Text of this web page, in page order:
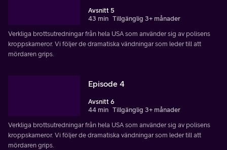
Avsnitt 5
43 min Tillgänglig 3+ månader
Verkliga brottsutredningar från hela USA som använder sig av polisens
kroppskameror. Vi följer de dramatiska vändningar som leder till att
mördaren grips.
Episode 4
Avsnitt 6
44 min Tillgänglig 3+ månader
Verkliga brottsutredningar från hela USA som använder sig av polisens
kroppskameror. Vi följer de dramatiska vändningar som leder till att
mördaren grips.